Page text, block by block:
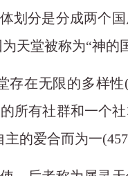
划分是分成两个
天堂被称为“神的国
存在无限的多样性
所有社群和一个
的爱合而为一